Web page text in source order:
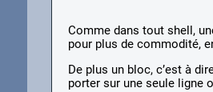
Comme dans tout shell,
pour plus de commodité,
De plus un bloc, c’est à
porter sur une seule ligne